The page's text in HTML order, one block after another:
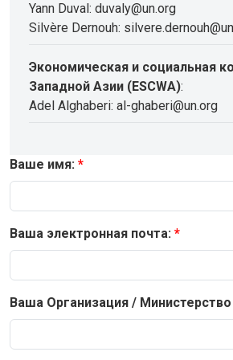
Yann Duval: duvaly@un.org
Silvère Dernouh:
Экономическая и социальная
Западной Азии (ESCWA):
Adel Alghaberi: al-ghaberi@un.org
Ваше имя:
Ваша электронная почта:
Ваша Организация /